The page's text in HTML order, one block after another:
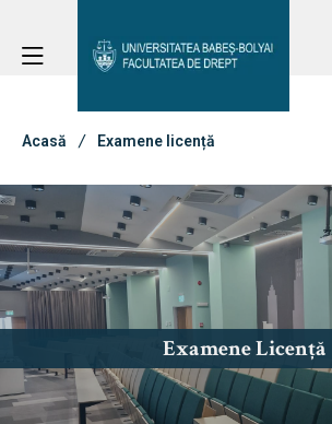
Avizier Studenți
Studii
Admitere
Erasmus & Internațional
Avizier Studenți
Studii
Admitere
Erasmus & Internațional
Despre Facultate
Acasă Examene licență
Examene Licență